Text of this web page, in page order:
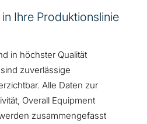
Ihre Produktionslinie
in höchster Qualität
zuverlässige
Alle Daten zur
Overall Equipment
zusammengefasst